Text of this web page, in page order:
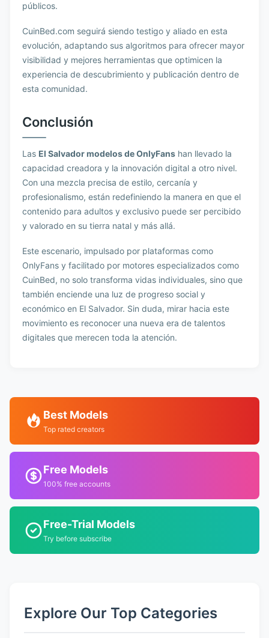
públicos.
CuinBed.com seguirá siendo testigo y aliado en esta
evolución, adaptando sus algoritmos para ofrecer mayor
visibilidad y mejores herramientas que optimicen la
experiencia de descubrimiento y publicación dentro de
esta comunidad.
Conclusión
Las El Salvador modelos de OnlyFans han llevado la
capacidad creadora y la innovación digital a otro nivel.
Con una mezcla precisa de estilo, cercanía y
profesionalismo, están redefiniendo la manera en que el
contenido para adultos y exclusivo puede ser percibido
y valorado en su tierra natal y más allá.
Este escenario, impulsado por plataformas como
OnlyFans y facilitado por motores especializados como
CuinBed, no solo transforma vidas individuales, sino que
también enciende una luz de progreso social y
económico en El Salvador. Sin duda, mirar hacia este
movimiento es reconocer una nueva era de talentos
digitales que merecen toda la atención.
Best Models
Top rated creators
Free Models
100% free accounts
Free-Trial Models
Try before subscribe
Explore Our Top Categories